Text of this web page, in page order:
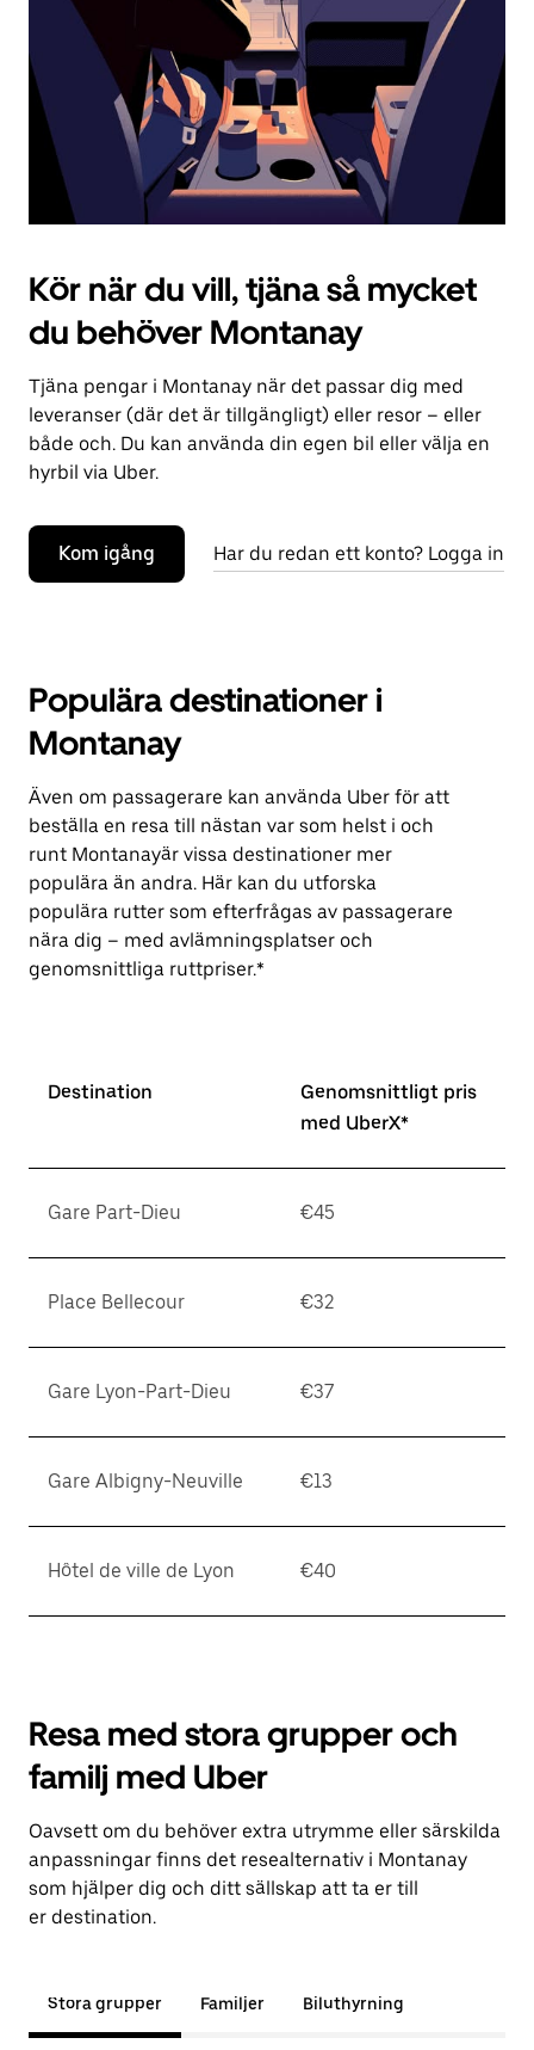
kalendern.
Kör när du vill, tjäna så mycket
du behöver Montanay
Tjäna pengar i Montanay när det passar dig med
leveranser (där det är tillgängligt) eller resor – eller
både och. Du kan använda din egen bil eller välja en
hyrbil via Uber.
Kom igång Har du redan ett konto? Logga in
Populära destinationer i
Montanay
Även om passagerare kan använda Uber för att
beställa en resa till nästan var som helst i och
runt Montanayär vissa destinationer mer
populära än andra. Här kan du utforska
populära rutter som efterfrågas av passagerare
nära dig – med avlämningsplatser och
genomsnittliga ruttpriser.*
Destination
Genomsnittligt pris
med UberX*
Gare Part-Dieu €45
Place Bellecour €32
Gare Lyon-Part-Dieu €37
Gare Albigny-Neuville €13
Hôtel de ville de Lyon €40
Resa med stora grupper och
familj med Uber
Oavsett om du behöver extra utrymme eller särskilda
anpassningar finns det resealternativ i Montanay
som hjälper dig och ditt sällskap att ta er till
er destination.
Stora grupper Familjer Biluthyrning